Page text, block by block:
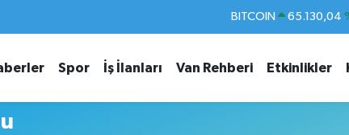
BITCOIN 65.130,04
EURO 55,1652
STERLİN 64,4046
Spor İş İlanları Van Rehberi Etkinlikler